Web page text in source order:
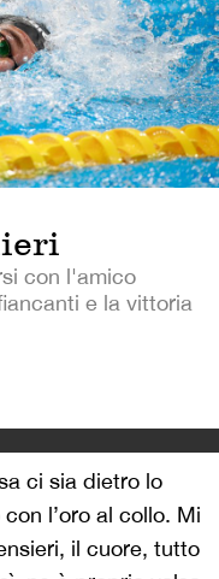
con l'amico
e la vittoria
ci sia dietro lo
l’oro al collo. Mi
il cuore, tutto